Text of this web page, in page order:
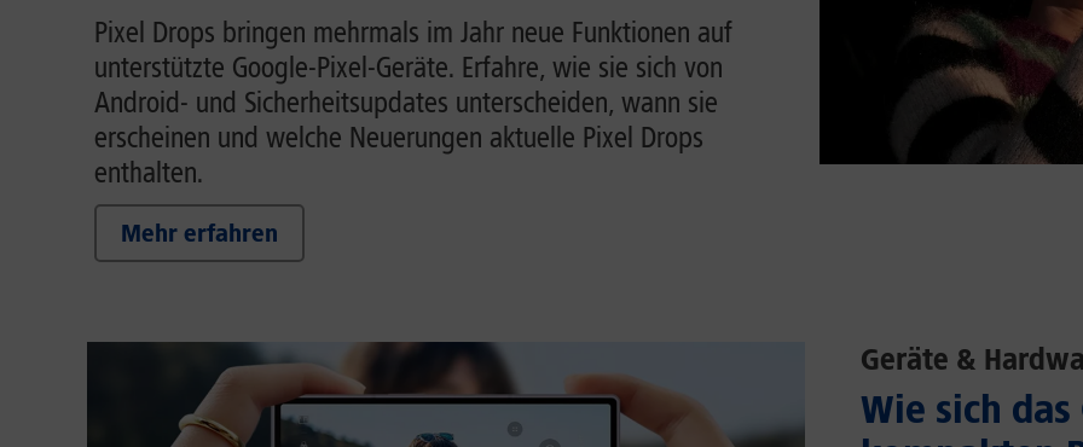
Pixel Drops bringen mehrmals im Jahr neue Funktionen auf
unterstützte Google-Pixel-Geräte. Erfahre, wie sie sich von
Android- und Sicherheitsupdates unterscheiden, wann sie
erscheinen und welche Neuerungen aktuelle Pixel Drops
enthalten.
Mehr erfahren
Geräte &
Wie sich